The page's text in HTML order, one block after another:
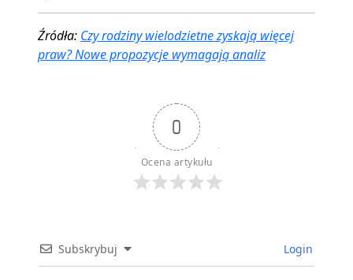
Źródła: Czy rodziny wielodzietne zyskają więcej
praw? Nowe propozycje wymagają analiz
0
Ocena artykułu
Subskrybuj Login